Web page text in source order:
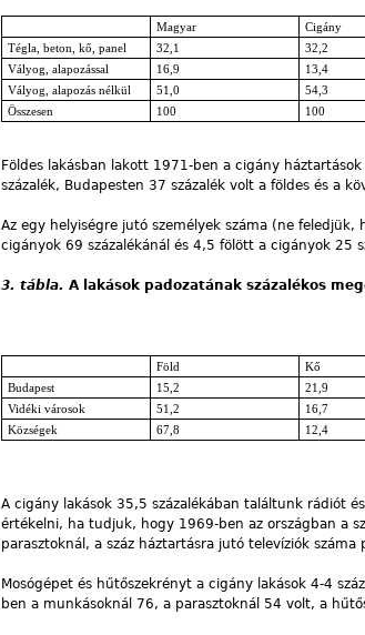
Magyar Cigány
Tégla, beton, kő, panel
32,1 32,2
Vályog, alapozással
16,9 13,4
Vályog, alapozás nélkül
51,0 54,3
Összesen
100 100
Földes lakásban lakott 1971-ben a cigány
százalék, Budapesten 37 százalék volt a földes és a
Az egy helyiségre jutó személyek száma (ne
cigányok 69 százalékánál és 4,5 fölött a cigányok 25
3. tábla. A lakások padozatának százalékos
Föld Kő
Budapest
15,2 21,9
Vidéki városok
51,2 16,7
Községek
67,8 12,4
A cigány lakások 35,5 százalékában találtunk rádiót
értékelni, ha tudjuk, hogy 1969-ben az országban a
parasztoknál, a száz háztartásra jutó televíziók
Mosógépet és hűtőszekrényt a cigány lakások 4-4
ben a munkásoknál 76, a parasztoknál 54 volt, a